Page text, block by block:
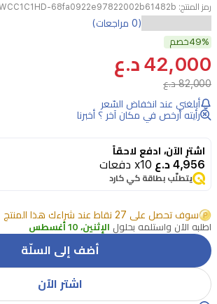
رمز المنتج: 68fa0922e97822002b61482b
التقاط
فيديو
باورولوجي
4K
UHD
المتعدد
الأجهزة
جودة
بث
احترافية
وتسجيل
(0 مراجعات)
49%خصم
42,000 د.ع
82,000 د.ع
أبلغني عند انخفاض السّعر
رأيته أرخص في مكان آخر ؟ أخبرنا
اشترِ الآن، ادفع لاحقاً
4,956 د.ع x10 دفعات
يتطلّب بطاقة كي كارد
سوف تحصل على 27 نقاط عند شراءك هذا المنتج
اطلبه الآن واستلمه بحلول الإثنين، 10 أغسطس
أضف إلى السلّة
اشتر الآن